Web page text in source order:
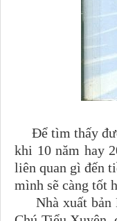
Để tìm thấy
khi 10 năm hay
liên quan gì đến
mình sẽ càng tốt
Nhà xuất bản